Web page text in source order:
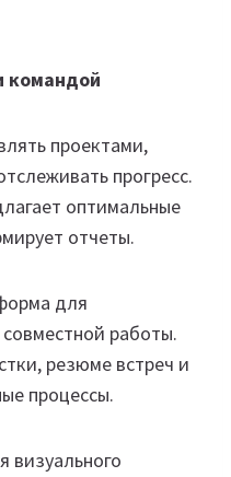
командой
проектами,
прогресс.
оптимальные
отчеты.
для
работы.
резюме встреч и
процессы.
визуального